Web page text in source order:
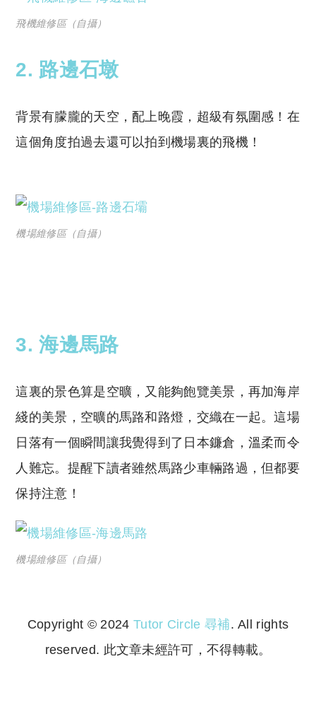
飛機維修區（自攝）
2. 路邊石墩
背景有朦朧的天空，配上晚霞，超級有氛圍感！在
這個角度拍過去還可以拍到機場裏的飛機！
機場維修區（自攝）
3. 海邊馬路
這裏的景色算是空曠，又能夠飽覽美景，再加海岸
綫的美景，空曠的馬路和路燈，交織在一起。這場
日落有一個瞬間讓我覺得到了日本鐮倉，溫柔而令
人難忘。提醒下讀者雖然馬路少車輛路過，但都要
保持注意！
機場維修區（自攝）
Copyright © 2024 Tutor Circle 尋補. All rights
reserved. 此文章未經許可，不得轉載。